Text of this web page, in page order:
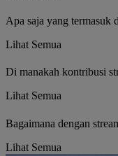
Apa saja yang termasuk
Lihat Semua
Di manakah kontribusi
Lihat Semua
Bagaimana dengan
Lihat Semua